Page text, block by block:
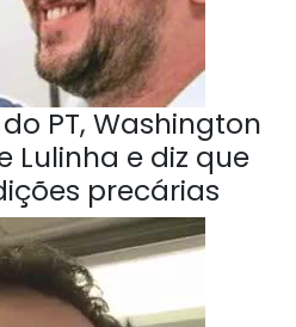
PT, Washington
Lulinha e diz que
precárias